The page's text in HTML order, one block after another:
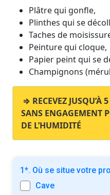
Plâtre qui gonfle,
Plinthes qui se
Taches de
Peinture qui cloque,
Papier peint qui se
Champignons
⇒ RECEVEZ JUSQU’À
SANS ENGAGEMENT
DE L’HUMIDITÉ
1*. Où se situe votre
Cave